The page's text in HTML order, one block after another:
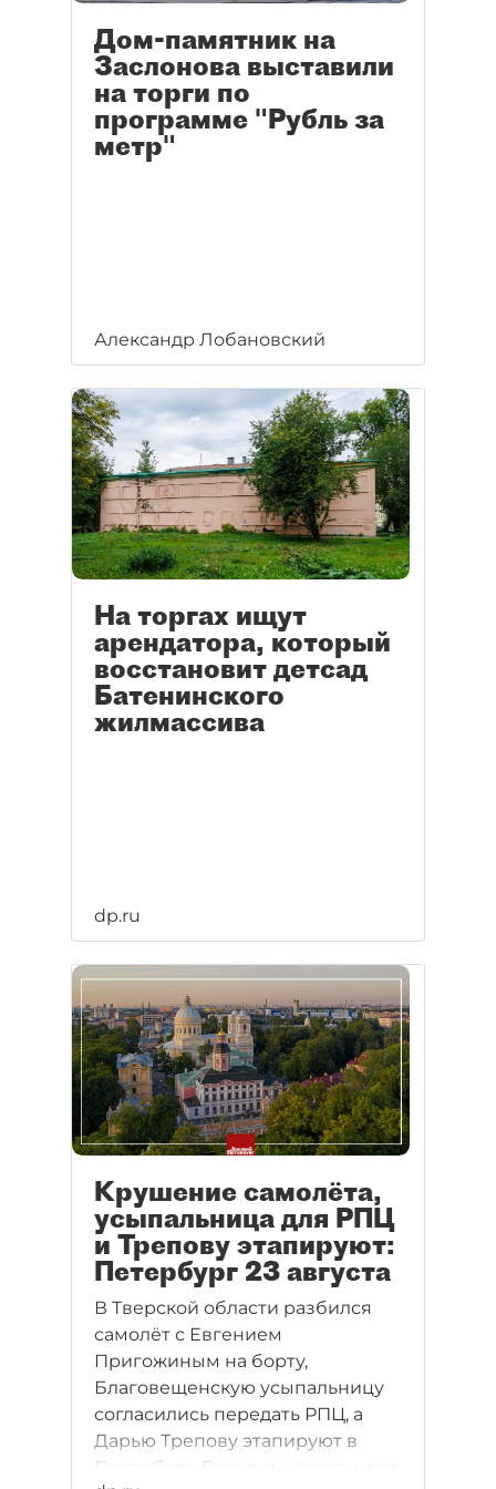
Дом-памятник на
Заслонова выставили
на торги по
программе "Рубль за
метр"
Александр Лобановский
На торгах ищут
арендатора, который
восстановит детсад
Батенинского
жилмассива
dp.ru
Крушение самолёта,
усыпальница для РПЦ
и Трепову этапируют:
Петербург 23 августа
В Тверской области разбился
самолёт с Евгением
Пригожиным на борту,
Благовещенскую усыпальницу
согласились передать РПЦ, а
Дарью Трепову этапируют в
Петербург. Главные новости дня